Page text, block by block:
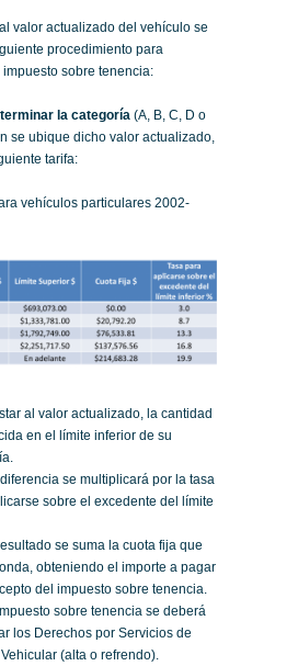
valor actualizado del vehículo se
procedimiento para
sobre tenencia:
la categoría (A, B, C, D o
se ubique dicho valor actualizado,
tarifa:
vehículos particulares 2002-
al valor actualizado, la cantidad
en el límite inferior de su
se multiplicará por la tasa
sobre el excedente del límite
se suma la cuota fija que
obteniendo el importe a pagar
del impuesto sobre tenencia.
sobre tenencia se deberá
los Derechos por Servicios de
(alta o refrendo).